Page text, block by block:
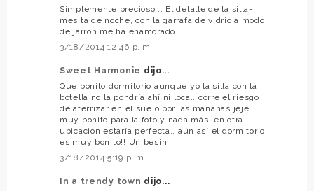
Simplemente precioso... El detalle de la silla-
mesita de noche, con la garrafa de vidrio a modo
de jarrón me ha enamorado.
3/18/2014 12:46 p. m.
Sweet Harmonie dijo...
Que bonito dormitorio aunque yo la silla con la
botella no la pondría ahí ni loca.. corre el riesgo
de aterrizar en el suelo por las mañanas jeje..
muy bonito para la foto y nada más..en otra
ubicación estaría perfecta.. aún así el dormitorio
es muy bonito!! Un besin!
3/18/2014 5:19 p. m.
In a trendy town dijo...